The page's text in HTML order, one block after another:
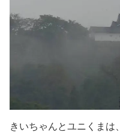
きいちゃんとユニくまは